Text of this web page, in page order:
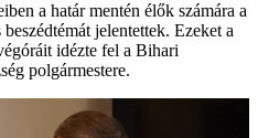
a határ mentén élők számára a
jelentettek. Ezeket a
idézte fel a Bihari
polgármestere.